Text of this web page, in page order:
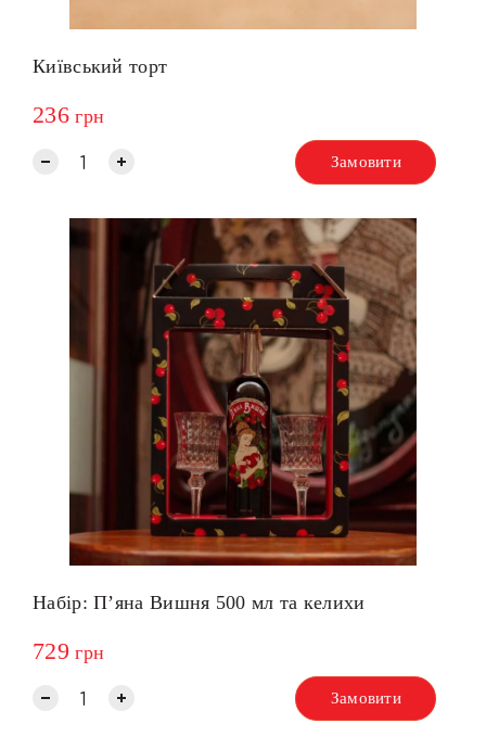
Київський торт
236 грн
Замовити
Набір: Пʼяна Вишня 500 мл та келихи
729 грн
Замовити